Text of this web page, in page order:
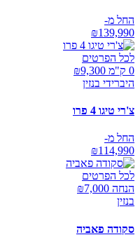
החל מ-
₪139,990
לכל הפרטים
0 ק"מ ₪
9,300
היברידי בנזין
צ'רי טיגו 4 פרו
החל מ-
₪114,990
לכל הפרטים
הנחה ₪ 7,000
בנזין
סקודה פאביה